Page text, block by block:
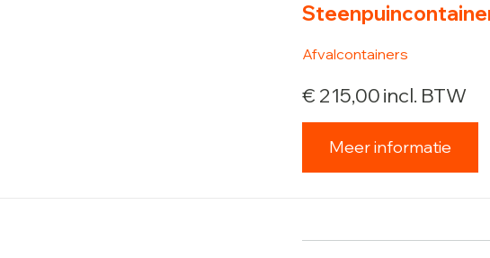
Afvalcontainers
€ 215,00incl. BTW
Meer informatie